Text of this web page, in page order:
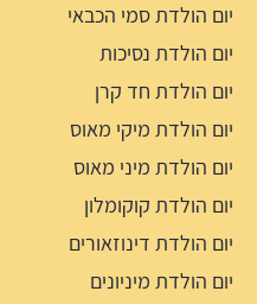
יום הולדת סמי הכבאי
יום הולדת נסיכות
יום הולדת חד קרן
יום הולדת מיקי מאוס
יום הולדת מיני מאוס
יום הולדת קוקומלון
יום הולדת דינוזאורים
יום הולדת מיניונים